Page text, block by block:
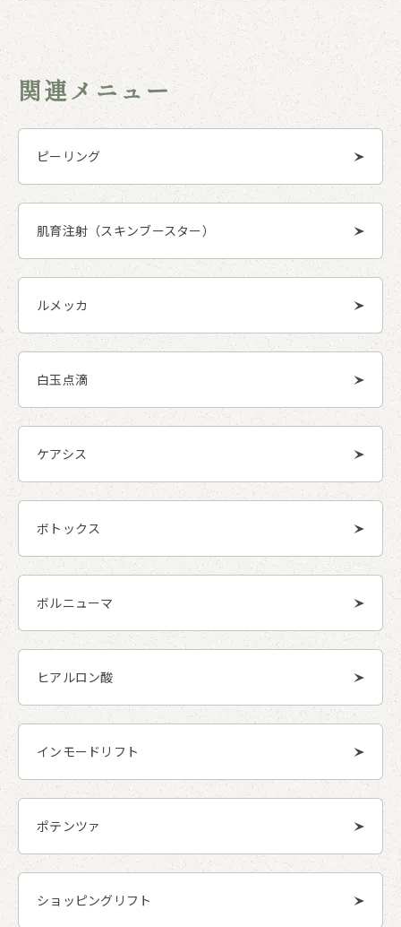
関連メニュー
ピーリング
肌育注射（スキンブースター）
ルメッカ
白玉点滴
ケアシス
ボトックス
ボルニューマ
ヒアルロン酸
インモードリフト
ポテンツァ
ショッピングリフト